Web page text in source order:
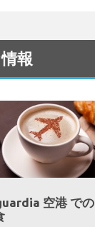
報
空港 での